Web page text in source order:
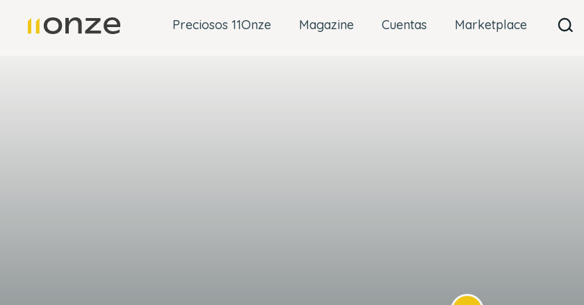
Preciosos 11Onze Magazine Cuentas Marketplace